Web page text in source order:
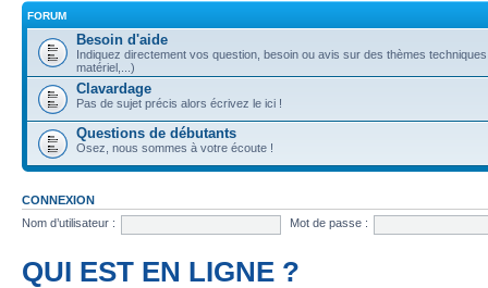
FORUM
Besoin d'aide
Indiquez directement vos question, besoin ou avis sur des thèmes
matériel,...)
Clavardage
Pas de sujet précis alors écrivez le ici !
Questions de débutants
Osez, nous sommes à votre écoute !
CONNEXION
Nom d’utilisateur :
Mot de passe :
QUI EST EN LIGNE ?